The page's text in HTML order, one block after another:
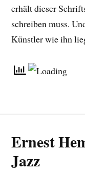
erhält dieser
schreiben muss.
Künstler wie ihn
Ernest
Jazz